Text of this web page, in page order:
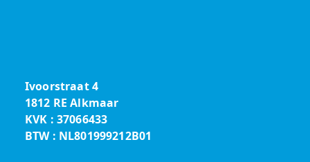
Ivoorstraat 4
1812 RE Alkmaar
KVK : 37066433
BTW : NL801999212B01